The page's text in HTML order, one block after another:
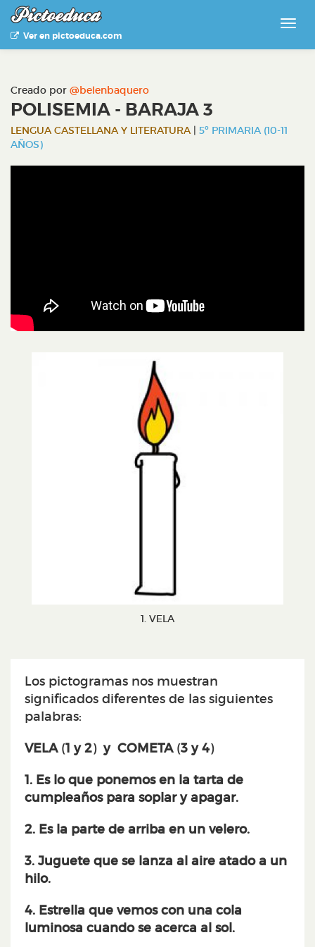
Ver en pictoeduca.com
Creado por @belenbaquero
POLISEMIA - BARAJA 3
LENGUA CASTELLANA Y LITERATURA| 5º PRIMARIA (10-11
AÑOS)
1. VELA
Los pictogramas nos muestran
significados diferentes de las siguientes
palabras:
VELA(1 y2) yCOMETA(3 y 4)
1. Es lo que ponemos en la tarta de
cumpleaños para soplar y apagar.
2. Es la parte de arriba en un velero.
3. Juguete que se lanza al aire atado a un
hilo.
4. Estrella que vemos con una cola
luminosa cuando se acerca al sol.